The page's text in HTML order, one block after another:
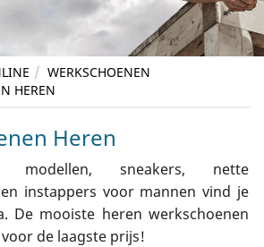
WERKSCHOENEN
HEREN
Heren
modellen, sneakers, nette
instappers voor mannen vind je
De mooiste heren werkschoenen
de laagste prijs!